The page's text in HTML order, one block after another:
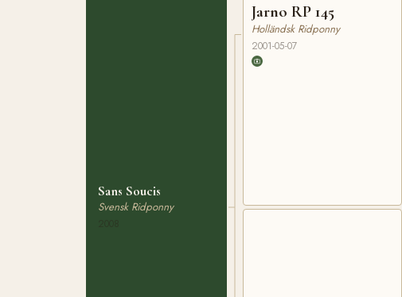
Sans Soucis
Svensk Ridponny
Jarno RP 145
Holländsk Ridponny
2001-05-07